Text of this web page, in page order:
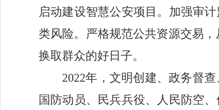
启动建设智慧公安项目。 加强审
类风险。严格规范公共资源交易，
换取群众的好日子。
2022年，文明创建、政务督
国防动员、
民兵兵役、 人民防空、